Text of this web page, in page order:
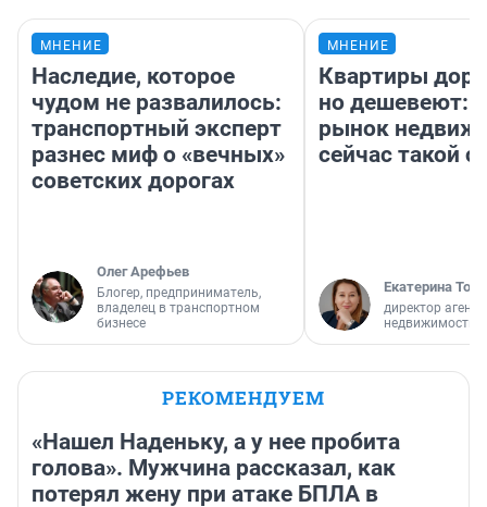
МНЕНИЕ
Наследие, которое
чудом не развалилось:
транспортный эксперт
разнес миф о «вечных»
советских дорогах
Олег Арефьев
Блогер, предприниматель,
владелец в транспортном
бизнесе
МНЕНИЕ
Квартиры
но дешевеют:
рынок
сейчас такой
Екатерина
директор
недвижимости
РЕКОМЕНДУЕМ
«Нашел Наденьку, а у нее пробита
голова». Мужчина рассказал, как
потерял жену при атаке БПЛА в